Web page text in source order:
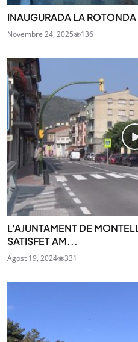
INAUGURADA LA
Novembre 24, 2025 136
L'AJUNTAMENT DE
SATISFET AM...
Agost 19, 2024 331